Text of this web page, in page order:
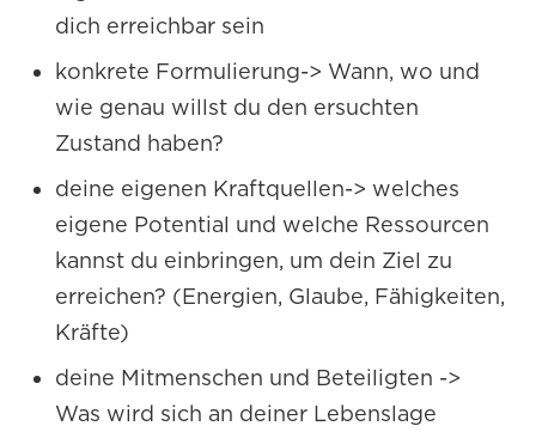
dich erreichbar sein
konkrete Formulierung-> Wann, wo und
wie genau willst du den ersuchten
Zustand haben?
deine eigenen Kraftquellen-> welches
eigene Potential und welche Ressourcen
kannst du einbringen, um dein Ziel zu
erreichen? (Energien, Glaube, Fähigkeiten,
Kräfte)
deine Mitmenschen und Beteiligten ->
Was wird sich an deiner Lebenslage